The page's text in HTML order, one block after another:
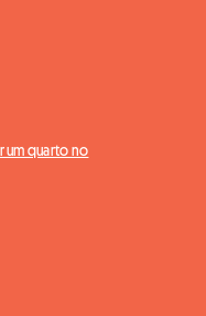
um quarto no